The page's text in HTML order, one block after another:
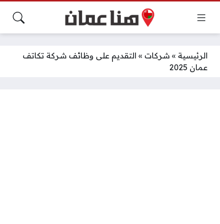
الرئيسية » شركات » التقديم على وظائف شركة تكاتف
عمان 2025